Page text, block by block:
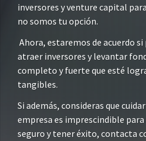
inversores y venture capital
no somos tu opción.
Ahora, estaremos de acuerdo si
atraer inversores y levantar
completo y fuerte que esté
tangibles.
Si además, consideras que
empresa es imprescindible
seguro y tener éxito, contacta